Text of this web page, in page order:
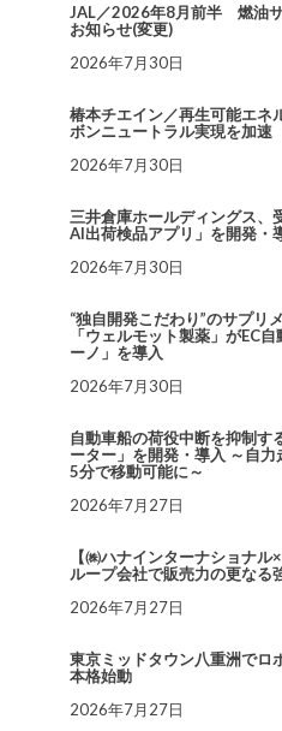
JAL／2026年8月前半 燃油
お知らせ(変更)
2026年7月30日
椿本チエイン／再生可能エネ
ボンニュートラル実現を加速
2026年7月30日
三井倉庫ホールディングス、
AI出荷検品アプリ」を開発・
2026年7月30日
“独自開発こだわり”のサプリ
「ウェルモット製薬」がEC
ーノ」を導入
2026年7月30日
自動車船の荷役中断を抑制す
ーター」を開発・導入 ～自
5分で移動可能に～
2026年7月27日
【㈱ハナインターナショナ
ループ会社で販売力の更なる
2026年7月27日
東京ミッドタウン八重洲でロ
本格始動
2026年7月27日